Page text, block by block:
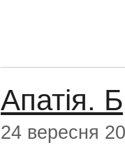
Апатія.
24 вересня